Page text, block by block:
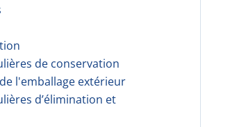
de conservation
l'emballage extérieur
d’élimination et